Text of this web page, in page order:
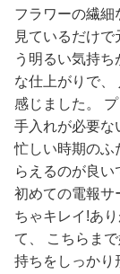
フラワーの繊細
見ているだけ
う明るい気持
な仕上がりで、
感じました。
手入れが必要な
忙しい時期のふ
らえるのが良い
初めての電報サ
ちゃキレイ!あ
て、 こちらま
持ちをしっかり